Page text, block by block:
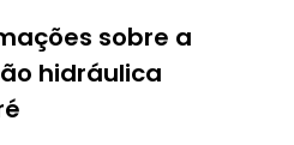
sobre a
hidráulica